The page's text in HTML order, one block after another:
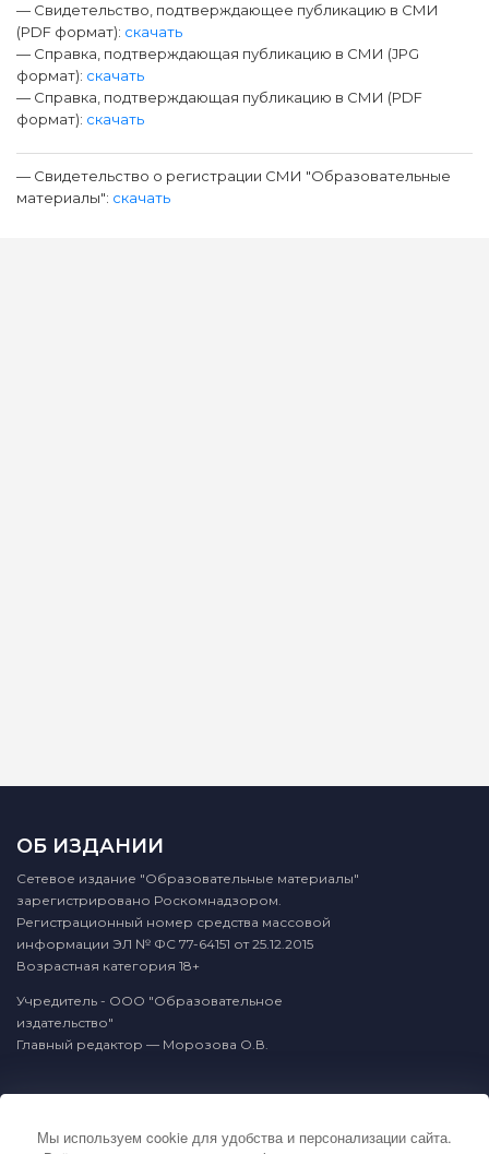
— Свидетельство, подтверждающее публикацию в СМИ
(PDF формат): скачать
— Справка, подтверждающая публикацию в СМИ (JPG
формат): скачать
— Справка, подтверждающая публикацию в СМИ (PDF
формат): скачать
— Свидетельство о регистрации СМИ "Образовательные
материалы": скачать
По вопросам связанным с публикацией
ОБ ИЗДАНИИ
Сетевое издание "Образовательные материалы"
зарегистрировано Роскомнадзором.
Регистрационный номер средства массовой
информации ЭЛ № ФС 77-64151 от 25.12.2015
Возрастная категория 18+
Учредитель - ООО "Образовательное
издательство"
Главный редактор — Морозова О.В.
Мы используем cookie для удобства и персонализации сайта.